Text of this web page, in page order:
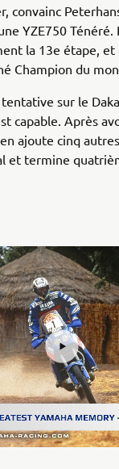
convainc
YZE750 Ténéré.
la 13e étape, et
Champion du
sur le
capable. Après
ajoute cinq
et termine